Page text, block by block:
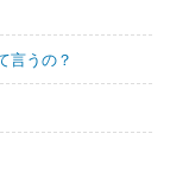
言うの？